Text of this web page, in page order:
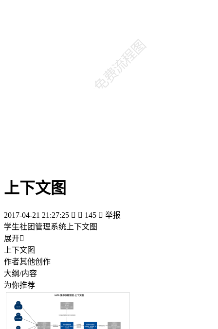
上下文图
2017-04-21 21:27:25   145  举报
学生社团管理系统上下文图
展开
上下文图
作者其他创作
大纲/内容
为你推荐